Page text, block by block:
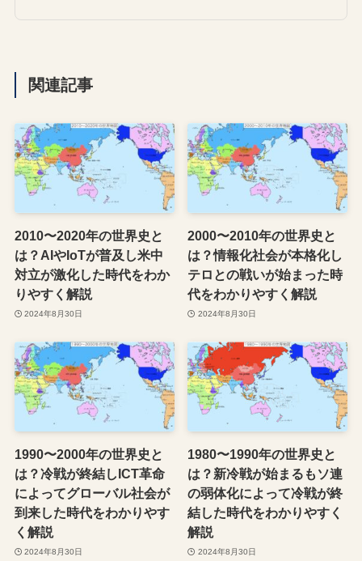
関連記事
2010〜2020年の世界史と
は？AIやIoTが普及し米中
対立が激化した時代をわか
りやすく解説
2024年8月30日
2000〜2010年の世界史と
は？情報化社会が本格化し
テロとの戦いが始まった時
代をわかりやすく解説
2024年8月30日
1990〜2000年の世界史と
は？冷戦が終結しICT革命
によってグローバル社会が
到来した時代をわかりやす
く解説
2024年8月30日
1980〜1990年の世界史と
は？新冷戦が始まるもソ連
の弱体化によって冷戦が終
結した時代をわかりやすく
解説
2024年8月30日